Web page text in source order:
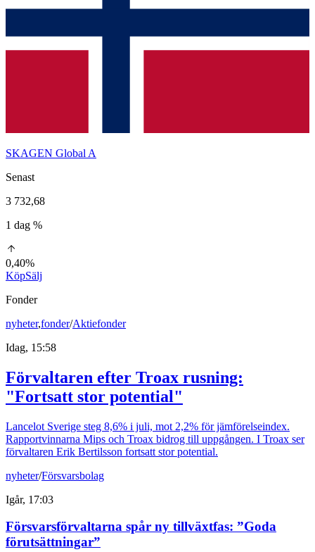
SKAGEN Global A
Senast
3 732,68
1 dag %
0,40%
KöpSälj
Fonder
nyheter,fonder/Aktiefonder
Idag, 15:58
Förvaltaren efter Troax rusning:
"Fortsatt stor potential"
Lancelot Sverige steg 8,6% i juli, mot 2,2% för jämförelseindex.
Rapportvinnarna Mips och Troax bidrog till uppgången. I Troax ser
förvaltaren Erik Bertilsson fortsatt stor potential.
nyheter/Försvarsbolag
Igår, 17:03
Försvarsförvaltarna spår ny tillväxtfas: ”Goda
förutsättningar”